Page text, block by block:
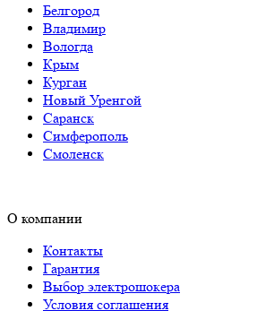
Белгород
Владимир
Вологда
Крым
Курган
Новый Уренгой
Саранск
Симферополь
Смоленск
О компании
Контакты
Гарантия
Выбор электрошокера
Условия соглашения